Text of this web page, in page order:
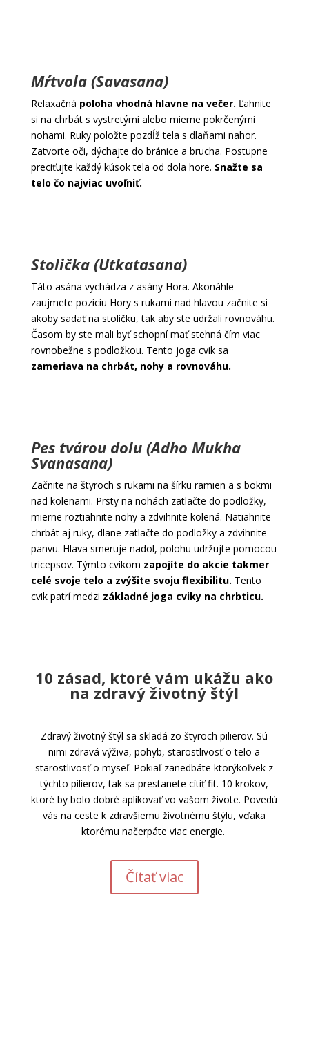
Mŕtvola (Savasana)
Relaxačná poloha vhodná hlavne na večer. Ľahnite
si na chrbát s vystretými alebo mierne pokrčenými
nohami. Ruky položte pozdĺž tela s dlaňami nahor.
Zatvorte oči, dýchajte do bránice a brucha. Postupne
preciťujte každý kúsok tela od dola hore. Snažte sa
telo čo najviac uvoľniť.
Stolička (Utkatasana)
Táto asána vychádza z asány Hora. Akonáhle
zaujmete pozíciu Hory s rukami nad hlavou začnite si
akoby sadať na stoličku, tak aby ste udržali rovnováhu.
Časom by ste mali byť schopní mať stehná čím viac
rovnobežne s podložkou. Tento joga cvik sa
zameriava na chrbát, nohy a rovnováhu.
Pes tvárou dolu (Adho Mukha
Svanasana)
Začnite na štyroch s rukami na šírku ramien a s bokmi
nad kolenami. Prsty na nohách zatlačte do podložky,
mierne roztiahnite nohy a zdvihnite kolená. Natiahnite
chrbát aj ruky, dlane zatlačte do podložky a zdvihnite
panvu. Hlava smeruje nadol, polohu udržujte pomocou
tricepsov. Týmto cvikom zapojíte do akcie takmer
celé svoje telo a zvýšite svoju flexibilitu. Tento
cvik patrí medzi základné joga cviky na chrbticu.
10 zásad, ktoré vám ukážu ako
na zdravý životný štýl
Zdravý životný štýl sa skladá zo štyroch pilierov. Sú
nimi zdravá výživa, pohyb, starostlivosť o telo a
starostlivosť o myseľ. Pokiaľ zanedbáte ktorýkoľvek z
týchto pilierov, tak sa prestanete cítiť fit. 10 krokov,
ktoré by bolo dobré aplikovať vo vašom živote. Povedú
vás na ceste k zdravšiemu životnému štýlu, vďaka
ktorému načerpáte viac energie.
Čítať viac